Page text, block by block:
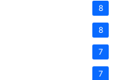
8
8
7
7